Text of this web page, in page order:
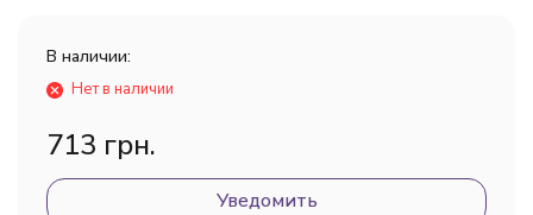
В наличии:
Нет в наличии
713 грн.
Уведомить